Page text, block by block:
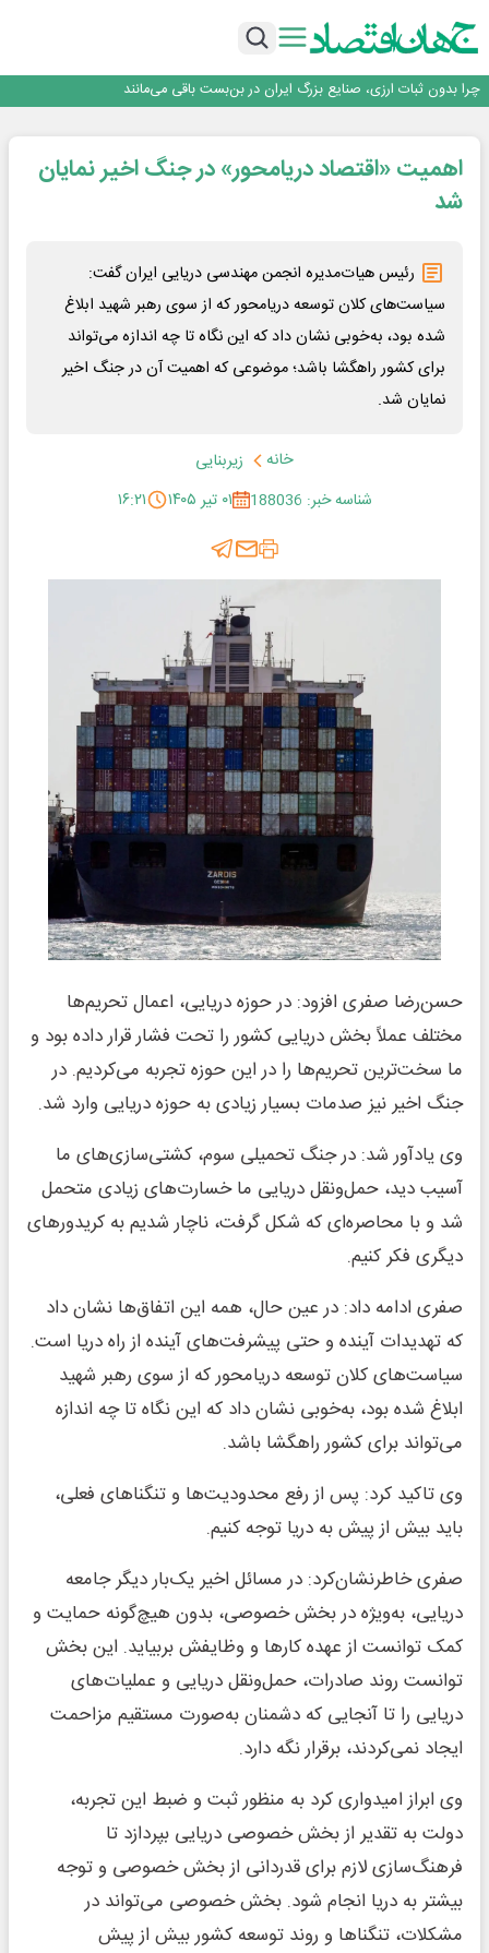
افزایش قیمت بلیت اتوبوس فصلی شد؟
رانندگان انگلیسی به سرقت سوخت روی آوردند!
روزنامه ۱۷ مرداد
افزایش قیمت بلیت اتوبوس فصلی شد؟
اهمیت «اقتصاد دریامحور» در جنگ اخیر نمایان
شد
رئیس هیات‌مدیره انجمن مهندسی دریایی ایران گفت:
سیاست‌های کلان توسعه دریامحور که از سوی رهبر شهید ابلاغ
شده بود، به‌خوبی نشان داد که این نگاه تا چه اندازه می‌تواند
برای کشور راهگشا باشد؛ موضوعی که اهمیت آن در جنگ اخیر
نمایان شد.
خانه
زیربنایی
شناسه خبر: 188036
۰۱ تیر ۱۴۰۵ ۱۶:۲۱
حسن‌رضا صفری افزود: در حوزه دریایی، اعمال تحریم‌ها
مختلف عملاً بخش دریایی کشور را تحت فشار قرار داده بود و
ما سخت‌ترین تحریم‌ها را در این حوزه تجربه می‌کردیم. در
جنگ اخیر نیز صدمات بسیار زیادی به حوزه دریایی وارد شد.
وی یادآور شد: در جنگ تحمیلی سوم، کشتی‌سازی‌های ما
آسیب دید، حمل‌ونقل دریایی ما خسارت‌های زیادی متحمل
شد و با محاصره‌ای که شکل گرفت، ناچار شدیم به کریدورهای
دیگری فکر کنیم.
صفری ادامه داد: در عین حال، همه این اتفاق‌ها نشان داد
که تهدیدات آینده و حتی پیشرفت‌های آینده از راه دریا است.
سیاست‌های کلان توسعه دریامحور که از سوی رهبر شهید
ابلاغ شده بود، به‌خوبی نشان داد که این نگاه تا چه اندازه
می‌تواند برای کشور راهگشا باشد.
وی تاکید کرد: پس از رفع محدودیت‌ها و تنگناهای فعلی،
باید بیش از پیش به دریا توجه کنیم.
صفری خاطرنشان‌کرد: در مسائل اخیر یک‌بار دیگر جامعه
دریایی، به‌ویژه در بخش خصوصی، بدون هیچ‌گونه حمایت و
کمک توانست از عهده کارها و وظایفش بربیاید. این بخش
توانست روند صادرات، حمل‌ونقل دریایی و عملیات‌های
دریایی را تا آنجایی که دشمنان به‌صورت مستقیم مزاحمت
ایجاد نمی‌کردند، برقرار نگه دارد.
وی ابراز امیدواری کرد به منظور ثبت و ضبط این تجربه،
دولت به تقدیر از بخش خصوصی دریایی بپردازد تا
فرهنگ‌سازی لازم برای قدردانی از بخش خصوصی و توجه
بیشتر به دریا انجام شود. بخش خصوصی می‌تواند در
مشکلات، تنگناها و روند توسعه کشور بیش از پیش